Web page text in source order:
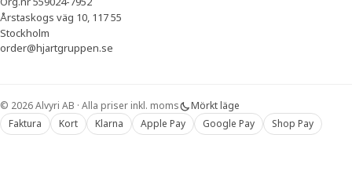
Årstaskogs väg 10, 117 55
Stockholm
order@hjartgruppen.se
© 2026 Alvyri AB · Alla priser inkl. moms
Mörkt läge
Faktura
Kort Klarna Apple Pay Google Pay Shop Pay